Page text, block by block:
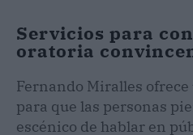
Servicios para
oratoria
Fernando Miralles
para que las personas
escénico de hablar en